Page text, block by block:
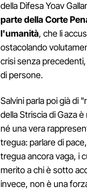
della Difesa Yoav
parte della Corte
l'umanità, che li
ostacolando
crisi senza
di persone.
Salvini parla poi già di
della Striscia di Gaza
né una vera
tregua: parlare di
tregua ancora vaga, i
merito a chi è sotto
invece, non è una